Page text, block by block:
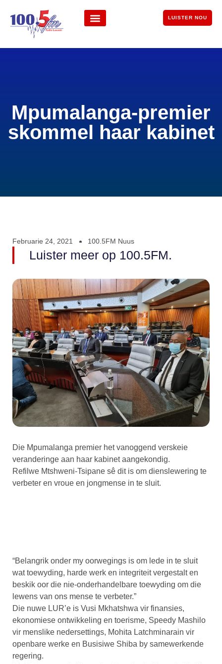
LUISTER NOU
Mpumalanga-premier
skommel haar kabinet
Februarie 24, 2021 100.5FM Nuus
Luister meer op 100.5FM.
Die Mpumalanga premier het vanoggend verskeie
veranderinge aan haar kabinet aangekondig.
Refilwe Mtshweni-Tsipane sê dit is om dienslewering te
verbeter en vroue en jongmense in te sluit.
“Belangrik onder my oorwegings is om lede in te sluit
wat toewyding, harde werk en integriteit vergestalt en
beskik oor die nie-onderhandelbare toewyding om die
lewens van ons mense te verbeter.”
Die nuwe LUR’e is Vusi Mkhatshwa vir finansies,
ekonomiese ontwikkeling en toerisme, Speedy Mashilo
vir menslike nedersettings, Mohita Latchminarain vir
openbare werke en Busisiwe Shiba by samewerkende
regering.